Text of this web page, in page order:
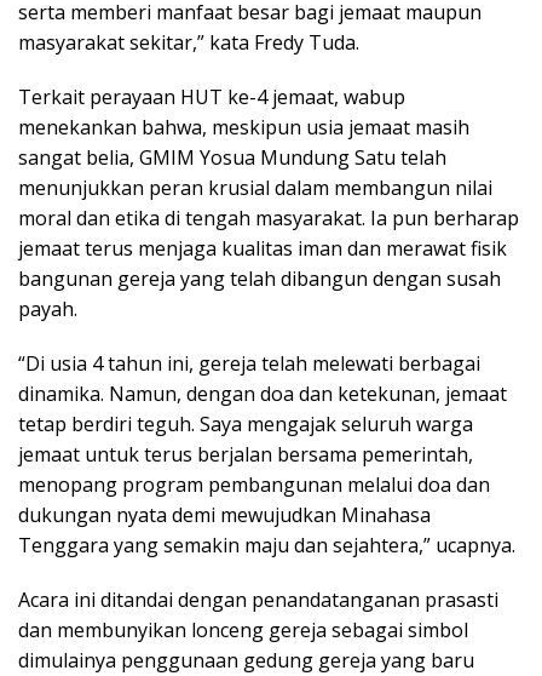
serta memberi manfaat besar bagi jemaat maupun
masyarakat sekitar,” kata Fredy Tuda.
Terkait perayaan HUT ke-4 jemaat, wabup
menekankan bahwa, meskipun usia jemaat masih
sangat belia, GMIM Yosua Mundung Satu telah
menunjukkan peran krusial dalam membangun nilai
moral dan etika di tengah masyarakat. Ia pun berharap
jemaat terus menjaga kualitas iman dan merawat fisik
bangunan gereja yang telah dibangun dengan susah
payah.
“Di usia 4 tahun ini, gereja telah melewati berbagai
dinamika. Namun, dengan doa dan ketekunan, jemaat
tetap berdiri teguh. Saya mengajak seluruh warga
jemaat untuk terus berjalan bersama pemerintah,
menopang program pembangunan melalui doa dan
dukungan nyata demi mewujudkan Minahasa
Tenggara yang semakin maju dan sejahtera,” ucapnya.
Acara ini ditandai dengan penandatanganan prasasti
dan membunyikan lonceng gereja sebagai simbol
dimulainya penggunaan gedung gereja yang baru